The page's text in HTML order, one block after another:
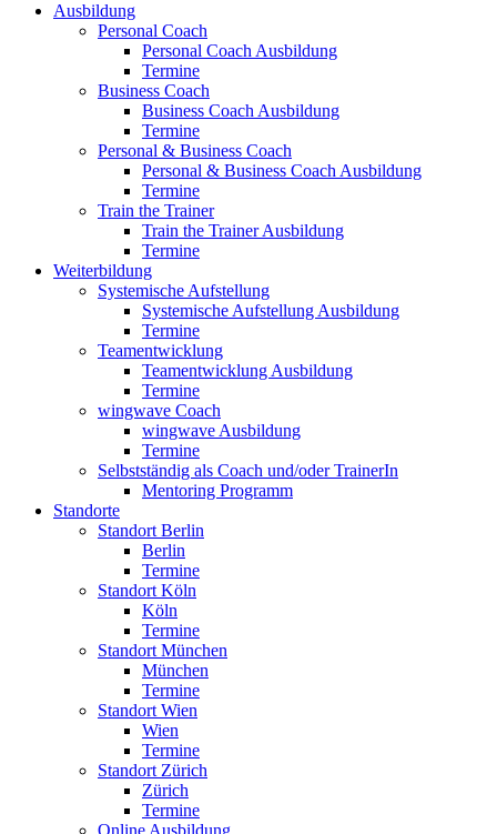
Ausbildung
Personal Coach
Personal Coach Ausbildung
Termine
Business Coach
Business Coach Ausbildung
Termine
Personal & Business Coach
Personal & Business Coach Ausbildung
Termine
Train the Trainer
Train the Trainer Ausbildung
Termine
Weiterbildung
Systemische Aufstellung
Systemische Aufstellung Ausbildung
Termine
Teamentwicklung
Teamentwicklung Ausbildung
Termine
wingwave Coach
wingwave Ausbildung
Termine
Selbstständig als Coach und/oder TrainerIn
Mentoring Programm
Standorte
Standort Berlin
Berlin
Termine
Standort Köln
Köln
Termine
Standort München
München
Termine
Standort Wien
Wien
Termine
Standort Zürich
Zürich
Termine
Online Ausbildung